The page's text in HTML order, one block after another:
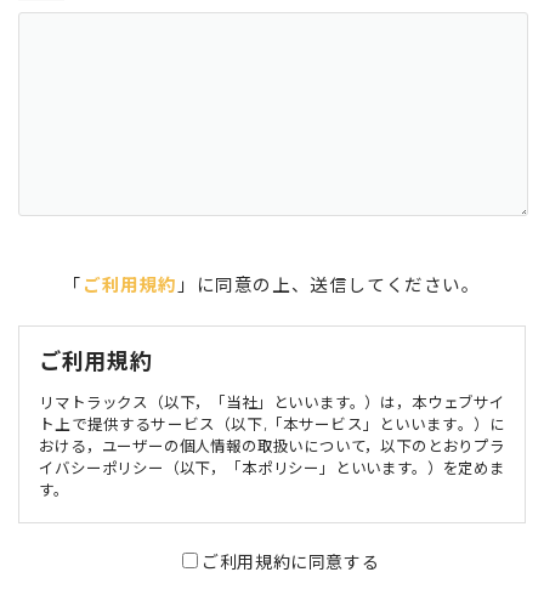
「 ご利用規約 」に同意の上、送信してください。
ご利用規約
リマトラックス（以下，「当社」といいます。）は，本ウェブサイ
ト上で提供するサービス（以下,「本サービス」といいます。）に
おける，ユーザーの個人情報の取扱いについて，以下のとおりプラ
イバシーポリシー（以下，「本ポリシー」といいます。）を定めま
す。
第1条（個人情報）
ご利用規約に同意する